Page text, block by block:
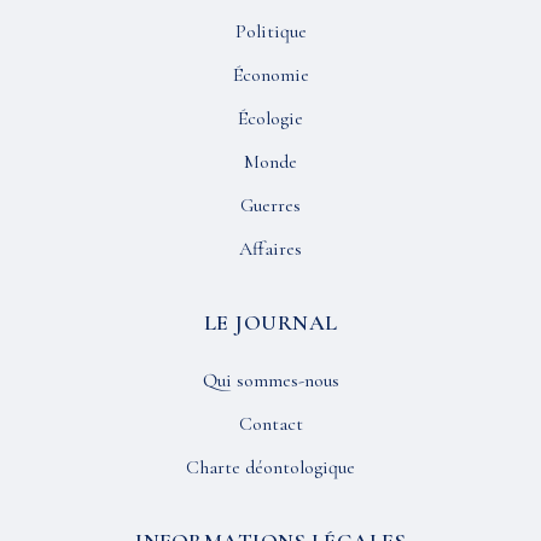
Politique
Économie
Écologie
Monde
Guerres
Affaires
LE JOURNAL
Qui sommes-nous
Contact
Charte déontologique